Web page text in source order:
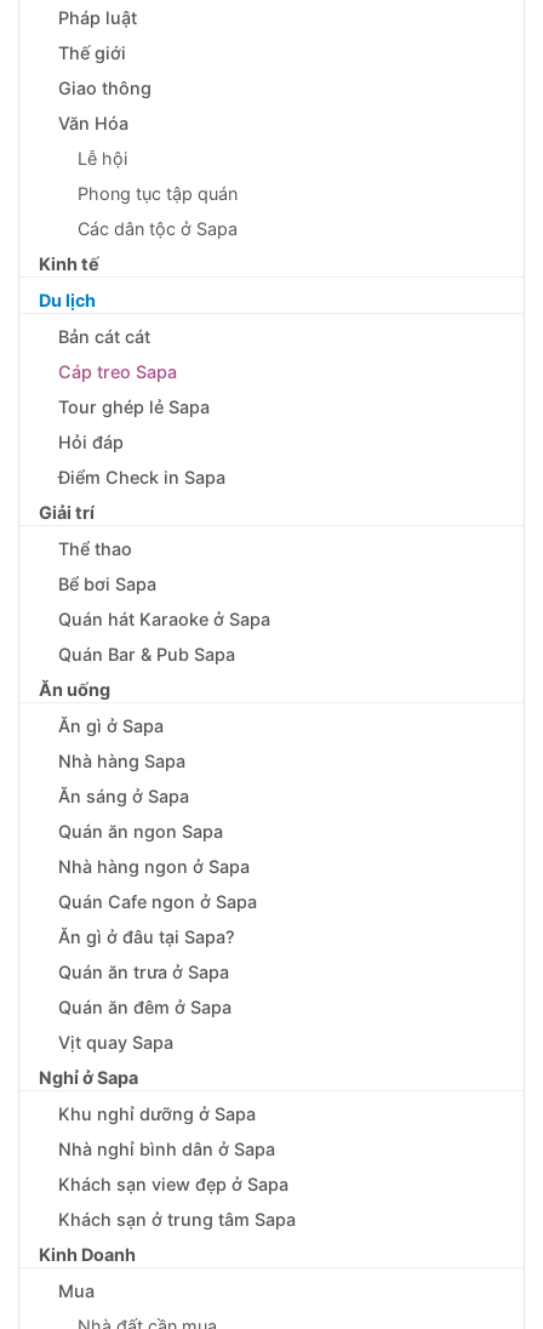
Pháp luật
Thế giới
Giao thông
Văn Hóa
Lễ hội
Phong tục tập quán
Các dân tộc ở Sapa
Kinh tế
Du lịch
Bản cát cát
Cáp treo Sapa
Tour ghép lẻ Sapa
Hỏi đáp
Điểm Check in Sapa
Giải trí
Thể thao
Bể bơi Sapa
Quán hát Karaoke ở Sapa
Quán Bar & Pub Sapa
Ăn uống
Ăn gì ở Sapa
Nhà hàng Sapa
Ăn sáng ở Sapa
Quán ăn ngon Sapa
Nhà hàng ngon ở Sapa
Quán Cafe ngon ở Sapa
Ăn gì ở đâu tại Sapa?
Quán ăn trưa ở Sapa
Quán ăn đêm ở Sapa
Vịt quay Sapa
Nghỉ ở Sapa
Khu nghỉ dưỡng ở Sapa
Nhà nghỉ bình dân ở Sapa
Khách sạn view đẹp ở Sapa
Khách sạn ở trung tâm Sapa
Kinh Doanh
Mua